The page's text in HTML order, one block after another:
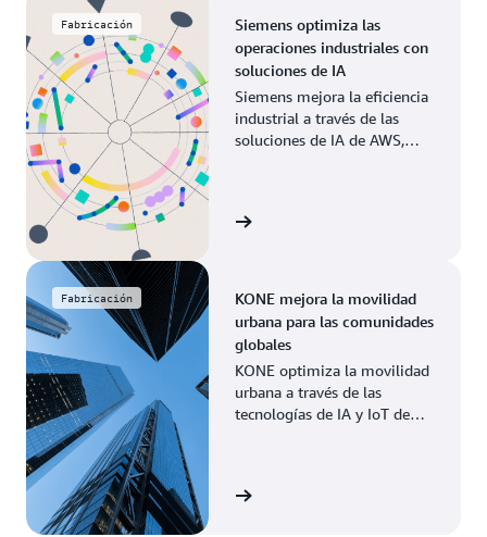
Fabricación
Siemens optimiza las
operaciones industriales con
soluciones de IA
Siemens mejora la eficiencia
industrial a través de las
soluciones de IA de AWS,
Leer la historia
Fabricación
KONE mejora la movilidad
urbana para las comunidades
globales
KONE optimiza la movilidad
urbana a través de las
tecnologías de IA y IoT de
Leer la historia